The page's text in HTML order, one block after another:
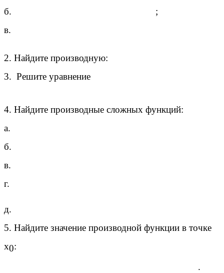
б.
;
в.
2. Найдите производную:
3. Решите уравнение
4. Найдите производные сложных функций:
а.
б.
в.
г.
д.
5. Найдите значение производной функции в точке
х0:
.